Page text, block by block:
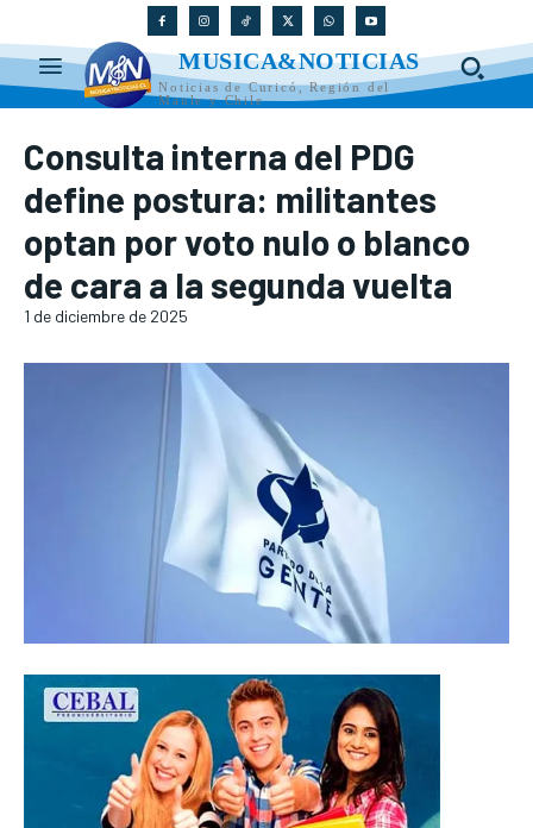
MUSICA&NOTICIAS
Noticias de Curicó, Región del
Maule y Chile
Consulta interna del PDG
define postura: militantes
optan por voto nulo o blanco
de cara a la segunda vuelta
1 de diciembre de 2025